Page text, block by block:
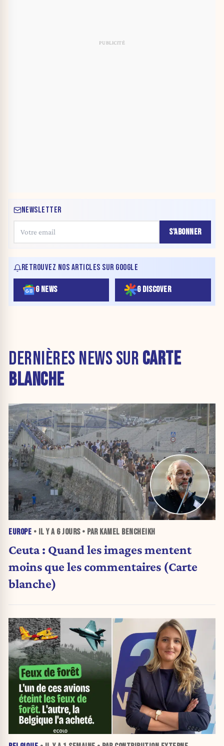
NEWSLETTER
S'ABONNER
RETROUVEZ NOS ARTICLES SUR GOOGLE
G NEWS G DISCOVER
DERNIÈRES NEWS SUR CARTE
BLANCHE
EUROPE • IL Y A 6 JOURS• PAR KAMEL BENCHEIKH
Ceuta : Quand les images mentent
moins que les commentaires (Carte
blanche)